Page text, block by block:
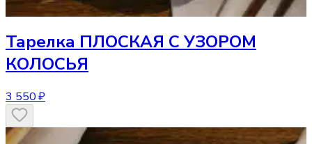
Тарелка ПЛОСКАЯ С УЗОРОМ
КОЛОСЬЯ
3 550 ₽